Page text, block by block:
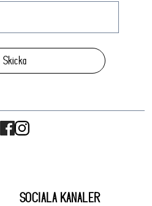
Skicka
SOCIALA KANALER